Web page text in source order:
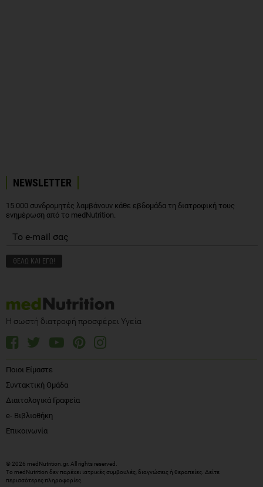
NEWSLETTER
15.000 συνδρομητές λαμβάνουν κάθε εβδομάδα τη διατροφική τους
ενημέρωση από το medNutrition.
Η σωστή διατροφή προσφέρει Υγεία
Ποιοι Είμαστε
Συντακτική Ομάδα
Διαιτολογικά Γραφεία
e- Βιβλιοθήκη
Επικοινωνία
© 2026 medNutrition.gr. All rights reserved.
Το medNutrition δεν παρέχει ιατρικές συμβουλές, διαγνώσεις ή θεραπείες. Δείτε
περισσότερες πληροφορίες.